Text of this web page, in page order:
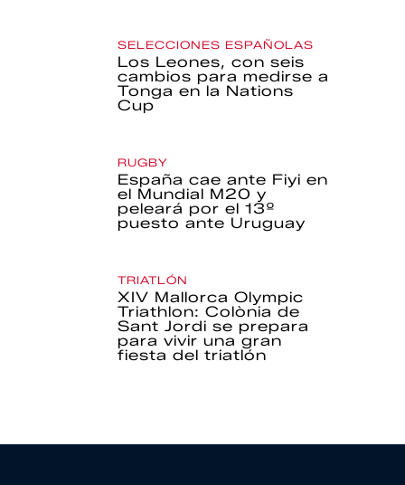
SELECCIONES ESPAÑOLAS
Los Leones, con seis
cambios para medirse a
Tonga en la Nations
Cup
RUGBY
España cae ante Fiyi en
el Mundial M20 y
peleará por el 13º
puesto ante Uruguay
TRIATLÓN
XIV Mallorca Olympic
Triathlon: Colònia de
Sant Jordi se prepara
para vivir una gran
fiesta del triatlón